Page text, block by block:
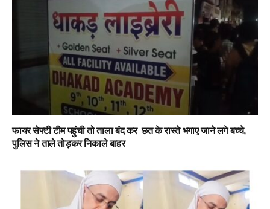
फायर सेफ्टी टीम पहुंची तो ताला बंद कर छत के रास्ते भगाए जाने लगे बच्चे,
पुलिस ने ताले तोड़कर निकाले बाहर